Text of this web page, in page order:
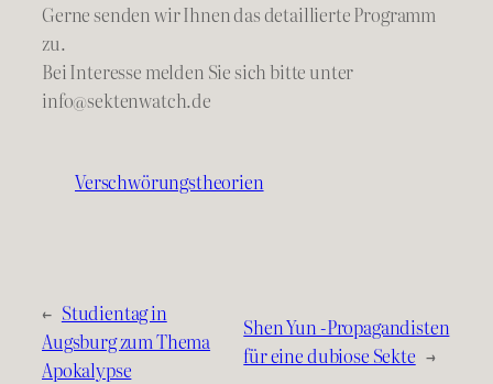
Gerne senden wir Ihnen das detaillierte Programm
zu.
Bei Interesse melden Sie sich bitte unter
info@sektenwatch.de
Verschwörungstheorien
← Studientag in
Augsburg zum Thema
Apokalypse
Shen Yun -Propagandisten
für eine dubiose Sekte →